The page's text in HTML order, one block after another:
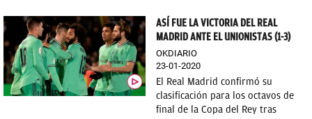
ASÍ FUE LA VICTORIA DEL REAL
MADRID ANTE EL UNIONISTAS (1-3)
OKDIARIO
23-01-2020
El Real Madrid confirmó su
clasificación para los octavos de
final de la Copa del Rey tras